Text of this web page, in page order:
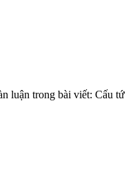
luận trong bài viết: Cấu tứ